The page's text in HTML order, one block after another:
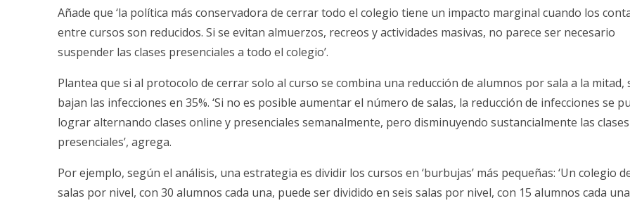
Añade que ‘la política más conservadora de cerrar todo el colegio tiene un impacto marginal cuando los
entre cursos son reducidos. Si se evitan almuerzos, recreos y actividades masivas, no parece ser necesario
suspender las clases presenciales a todo el colegio’.
Plantea que si al protocolo de cerrar solo al curso se combina una reducción de alumnos por sala a la mitad,
bajan las infecciones en 35%. ‘Si no es posible aumentar el número de salas, la reducción de infecciones se
lograr alternando clases online y presenciales semanalmente, pero disminuyendo sustancialmente las clases
presenciales’, agrega.
Por ejemplo, según el análisis, una estrategia es dividir los cursos en ‘burbujas’ más pequeñas: ‘Un colegio
salas por nivel, con 30 alumnos cada una, puede ser dividido en seis salas por nivel, con 15 alumnos cada